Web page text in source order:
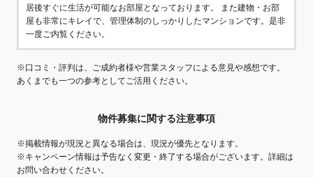
居後すぐに生活が可能なお部屋となっております。 また建物・お部
屋も非常にキレイで、管理体制のしっかりしたマンションです。是非
一度ご内覧ください。
※口コミ・評判は、ご成約者様や営業スタッフによる意見や感想です。
あくまでも一つの参考としてご活用ください。
物件募集に関する注意事項
※掲載情報が現況と異なる場合は、現況が優先となります。
※キャンペーン情報は予告なく変更・終了する場合がございます。詳細は
お問い合わせください。